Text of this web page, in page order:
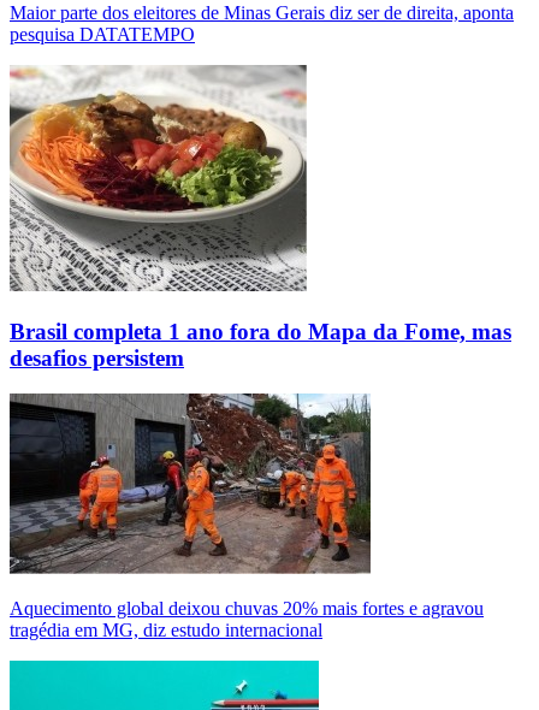
Maior parte dos eleitores de Minas Gerais diz ser de direita, aponta
pesquisa DATATEMPO
Brasil completa 1 ano fora do Mapa da Fome, mas
desafios persistem
Aquecimento global deixou chuvas 20% mais fortes e agravou
tragédia em MG, diz estudo internacional